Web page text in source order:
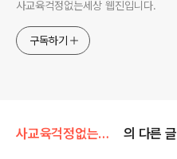
사교육걱정없는세상 웹진입니다.
구독하기
사교육걱정없는세상/[잔잔영상]우덜이만든 의 다른 글